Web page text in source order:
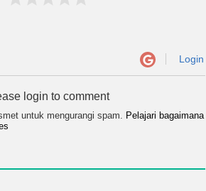
Login
login to comment
untuk mengurangi spam. Pelajari bagaimana